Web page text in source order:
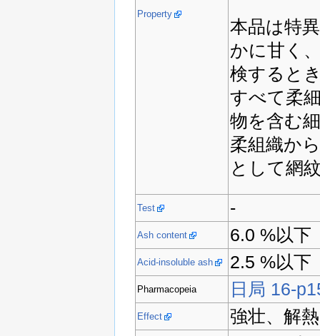
Property
本品は特
かに甘く
検すると
すべて柔
物を含む
柔組織か
として網
Test -
Ash content 6.0 %以下
Acid-insoluble ash 2.5 %以下
Pharmacopeia 日局 16-
Effect
強壮、解熱